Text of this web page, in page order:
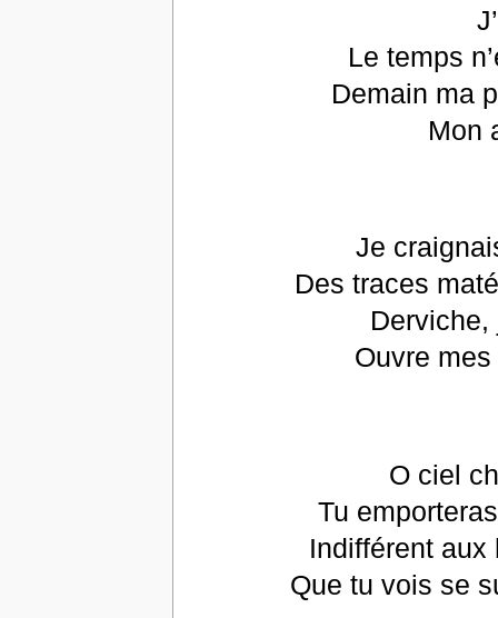
Le temps
Demain ma
Mon
Je
Des traces
Ouvre
O ciel
Tu
Indifférent
Que tu vois se